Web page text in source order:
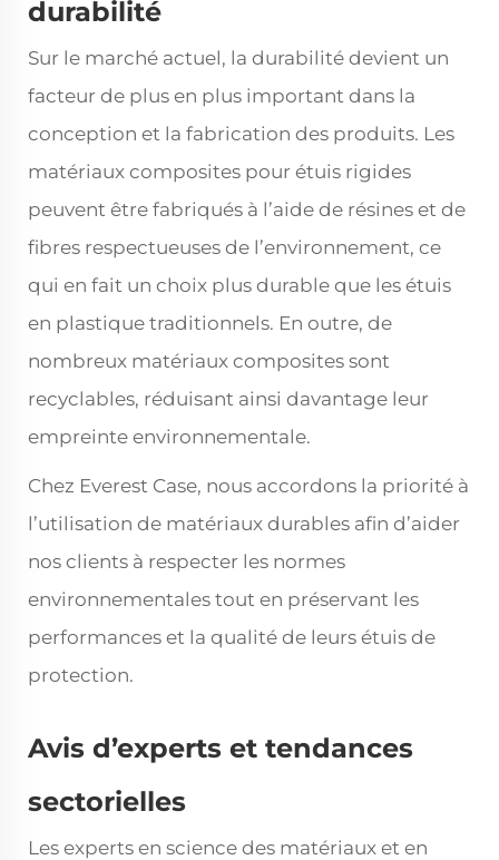
durabilité
Sur le marché actuel, la durabilité devient un
facteur de plus en plus important dans la
conception et la fabrication des produits. Les
matériaux composites pour étuis rigides
peuvent être fabriqués à l’aide de résines et de
fibres respectueuses de l’environnement, ce
qui en fait un choix plus durable que les étuis
en plastique traditionnels. En outre, de
nombreux matériaux composites sont
recyclables, réduisant ainsi davantage leur
empreinte environnementale.
Chez Everest Case, nous accordons la priorité à
l’utilisation de matériaux durables afin d’aider
nos clients à respecter les normes
environnementales tout en préservant les
performances et la qualité de leurs étuis de
protection.
Avis d’experts et tendances
sectorielles
Les experts en science des matériaux et en